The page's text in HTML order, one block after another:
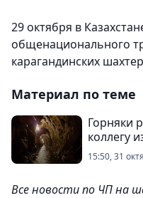
29 октября в
общенационального
карагандинских
Материал по теме
Горняки
коллегу
15:50, 31
Все новости по ЧП на